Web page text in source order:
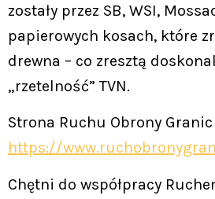
zostały przez SB, WSI,
papierowych kosach, które
drewna – co zresztą
„rzetelność” TVN.
Strona Ruchu Obrony Granic
https://
Chętni do współpracy